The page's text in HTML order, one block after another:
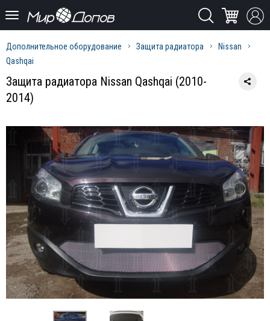
Дополнительное оборудование Защита радиатора
Nissan
Qashqai
Защита радиатора Nissan Qashqai (2010-
2014)